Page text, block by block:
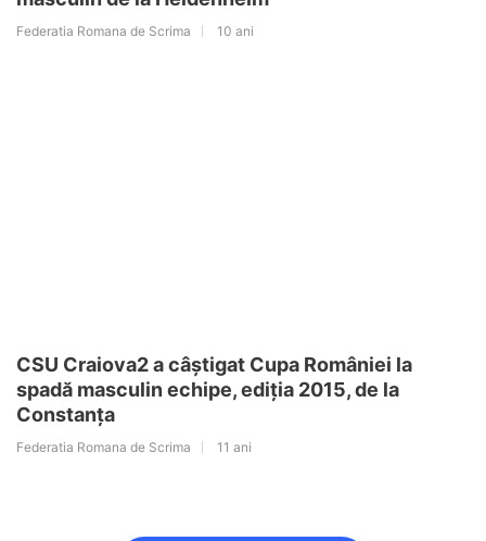
Federatia Romana de Scrima 10 ani
CSU Craiova2 a câștigat Cupa României la
spadă masculin echipe, ediția 2015, de la
Constanța
Federatia Romana de Scrima 11 ani